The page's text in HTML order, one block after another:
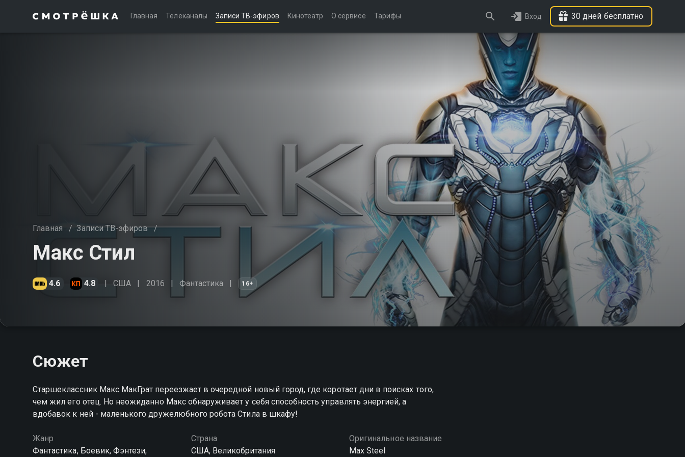
Главная Телеканалы Записи ТВ-эфиров Кинотеатр О сервисе Тарифы Вход 30 дней бесплатно
Главная / Записи ТВ-эфиров /
Макс Стил
4.6 4.8 США 2016 Фантастика 16+
Сюжет
Старшеклассник Макс МакГрат переезжает в очередной новый город, где коротает дни в поисках того,
чем жил его отец. Но неожиданно Макс обнаруживает у себя способность управлять энергией, а
вдобавок к ней - маленького дружелюбного робота Стила в шкафу!
Жанр
Фантастика, Боевик, Фэнтези,
Страна
США, Великобритания
Оригинальное название
Max Steel